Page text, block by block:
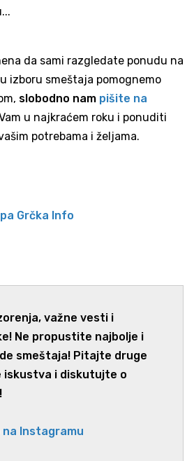
da sami razgledate ponudu na
izboru smeštaja pomognemo
slobodno nam pišite na
u najkraćem roku i ponuditi
potrebama i željama.
Grčka Info
važne vesti i
Ne propustite najbolje i
smeštaja! Pitajte druge
i diskutujte o
na Instagramu